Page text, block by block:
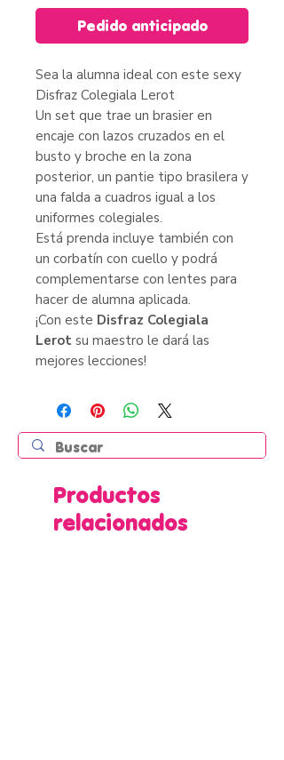
Pedido anticipado
Sea la alumna ideal con este sexy
Disfraz Colegiala Lerot
Un set que trae un brasier en
encaje con lazos cruzados en el
busto y broche en la zona
posterior, un pantie tipo brasilera y
una falda a cuadros igual a los
uniformes colegiales.
Está prenda incluye también con
un corbatín con cuello y podrá
complementarse con lentes para
hacer de alumna aplicada.
¡Con este Disfraz Colegiala
Lerot su maestro le dará las
mejores lecciones!
Productos
relacionados